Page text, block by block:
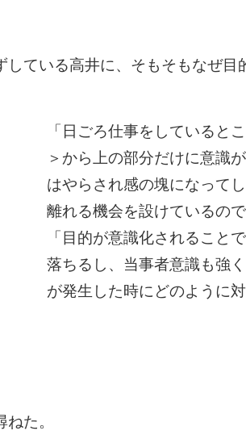
ている高井に、そもそもなぜ目
「日ごろ仕事をしていると
＞から上の部分だけに意識
はやらされ感の塊になって
離れる機会を設けているので
「目的が意識化されること
落ちるし、当事者意識も強
が発生した時にどのように
た。